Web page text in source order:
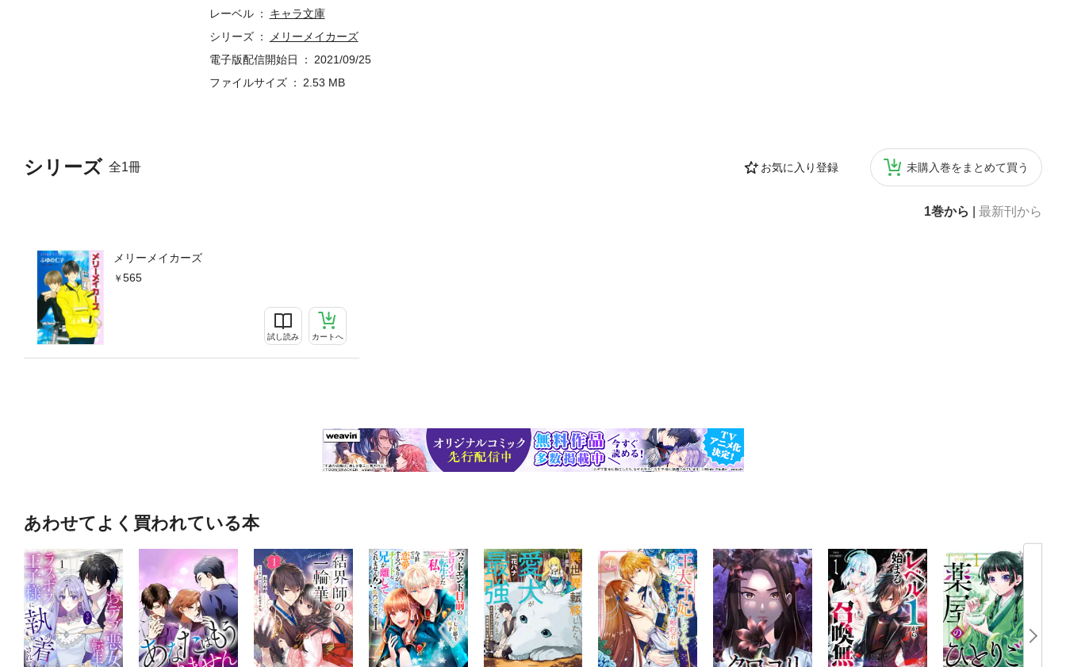
シリーズ 全1冊 お気に入り登録 未購入巻をまとめて買う
1巻から 最新刊から
メリーメイカーズ
565
試し読み カートへ
レーベル
キャラ文庫
シリーズ
メリーメイカーズ
電子版配信開始日
2021/09/25
ファイルサイズ
2.53 MB
あわせてよく買われている本